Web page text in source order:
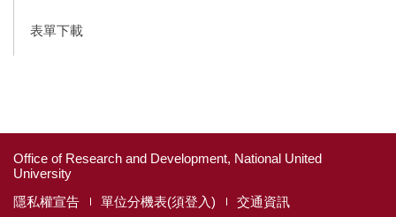
表單下載
Office of Research and Development, National United
University
隱私權宣告
單位分機表(須登入) 交通資訊